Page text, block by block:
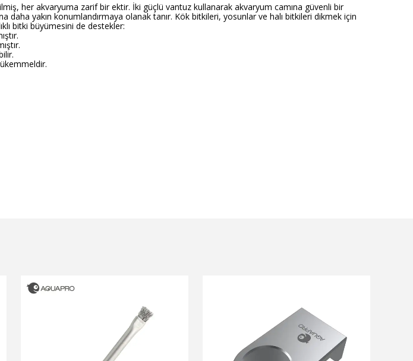
her akvaryuma zarif bir ektir. İki güçlü vantuz kullanarak akvaryum camına güvenli bir
daha yakın konumlandırmaya olanak tanır. Kök bitkileri, yosunlar ve halı bitkileri dikmek için
bitki büyümesini de destekler: